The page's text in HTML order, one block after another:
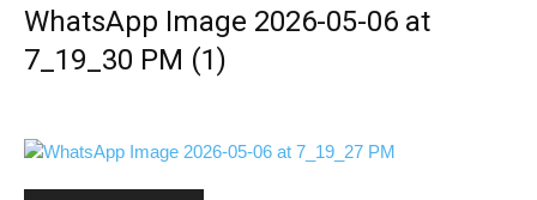
WhatsApp Image 2026-05-06 at
7_19_30 PM (1)